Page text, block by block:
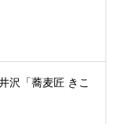
沢「蕎麦匠 きこ